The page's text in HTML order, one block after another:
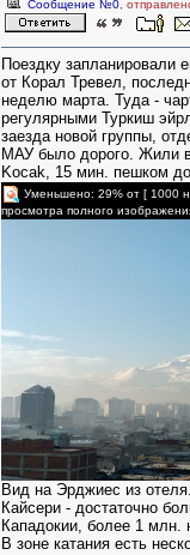
Сообщение №0 ,
Поездку запланировали
от Корал Тревел,
неделю марта. Туда -
регулярными Туркиш
заезда новой группы,
МАУ было дорого. Жили
Kocak, 15 мин. пешком
Уменьшено: 29% от [ 1000
просмотра полного
Вид на Эрджиес из
Кайсери - достаточно
Кападокии, более 1 млн.
В зоне катания есть